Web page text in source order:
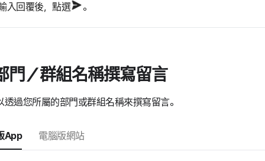
入回覆後，點選 。
門／群組名稱撰寫留言
透過您所屬的部門或群組名稱來撰寫留言。
App 電腦版網站